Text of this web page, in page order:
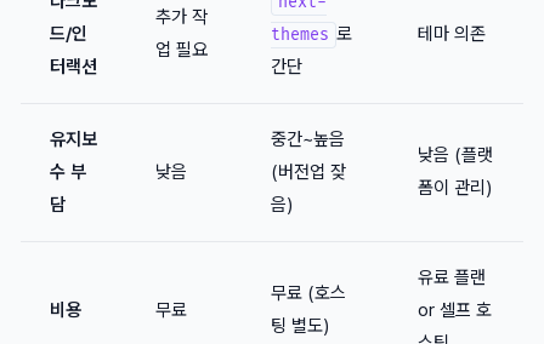
드/인
터랙션
추가 작
업 필요
themes 로
간단
테마 의존
유지보
수 부
담
낮음
중간~높음
(버전업 잦
음)
낮음 (플랫
폼이 관리)
비용 무료
무료 (호스
팅 별도)
유료 플랜
or 셀프 호